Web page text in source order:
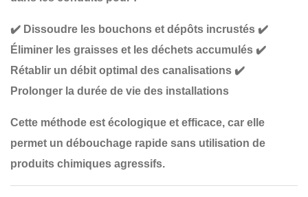
✔️ Dissoudre les bouchons et dépôts incrustés ✔️
Éliminer les graisses et les déchets accumulés ✔️
Rétablir un débit optimal des canalisations ✔️
Prolonger la durée de vie des installations
Cette méthode est écologique et efficace, car elle
permet un débouchage rapide sans utilisation de
produits chimiques agressifs.